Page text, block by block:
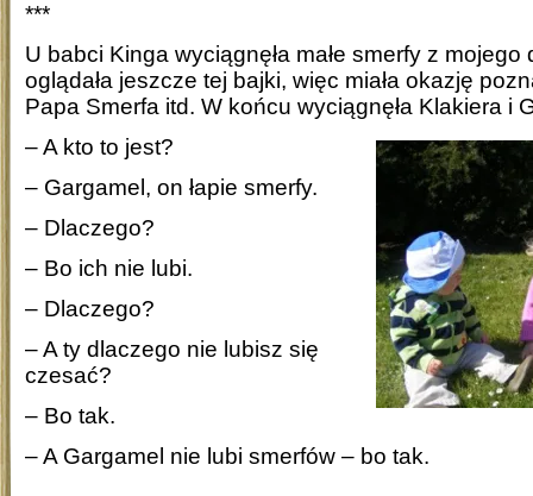
***
U babci Kinga wyciągnęła małe smerfy z mojego
oglądała jeszcze tej bajki, więc miała okazję
Papa Smerfa itd. W końcu wyciągnęła Klakiera i
– A kto to jest?
– Gargamel, on łapie smerfy.
– Dlaczego?
– Bo ich nie lubi.
– Dlaczego?
– A ty dlaczego nie lubisz się
czesać?
– Bo tak.
– A Gargamel nie lubi smerfów – bo tak.